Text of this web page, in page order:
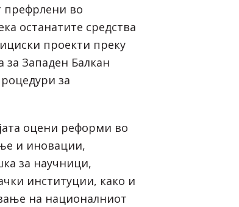
префрлени во
останатите средства
проекти преку
за Западен Балкан
за
оцени реформи во
и иновации,
за научници,
институции, како и
на националниот